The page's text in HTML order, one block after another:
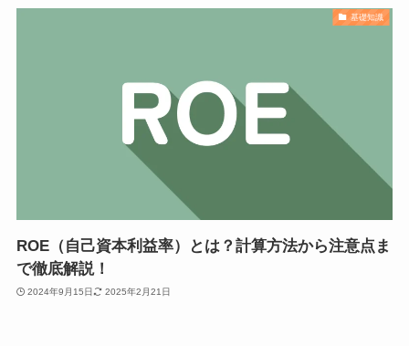
基礎知識
ROE（自己資本利益率）とは？計算方法から注意点ま
で徹底解説！
2024年9月15日 2025年2月21日